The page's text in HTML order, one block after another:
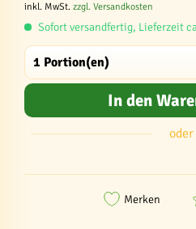
inkl. MwSt. zzgl. Versandkosten
Sofort versandfertig, Lieferzeit
In den
oder
Merken